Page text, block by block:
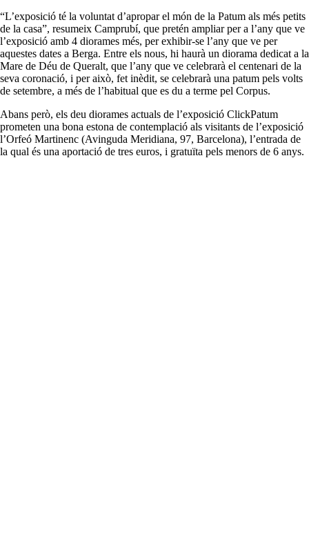
“L’exposició té la voluntat d’apropar el món de la Patum als més petits
de la casa”, resumeix Camprubí, que pretén ampliar per a l’any que ve
l’exposició amb 4 diorames més, per exhibir-se l’any que ve per
aquestes dates a Berga. Entre els nous, hi haurà un diorama dedicat a la
Mare de Déu de Queralt, que l’any que ve celebrarà el centenari de la
seva coronació, i per això, fet inèdit, se celebrarà una patum pels volts
de setembre, a més de l’habitual que es du a terme pel Corpus.
Abans però, els deu diorames actuals de l’exposició ClickPatum
prometen una bona estona de contemplació als visitants de l’exposició
l’Orfeó Martinenc (Avinguda Meridiana, 97, Barcelona), l’entrada de
la qual és una aportació de tres euros, i gratuïta pels menors de 6 anys.